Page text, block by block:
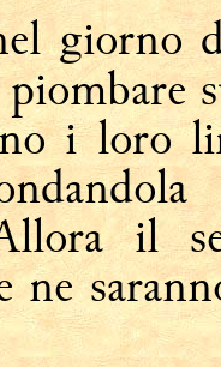
giorno
piombare
i loro
il
ne